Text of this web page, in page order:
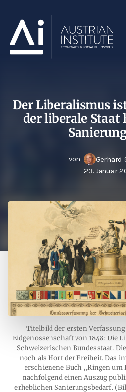
Der Liberalismus
der liberale Staat
von
Gerhard
23. Januar
Titelbild der ersten
Eidgenossenschaft von 1848: Die
Schweizerischen Bundesstaat.
noch als Hort der Freiheit. Das
erschienene Buch „Ringen um
nachfolgend einen Auszug
erheblichen Sanierungsbedarf.